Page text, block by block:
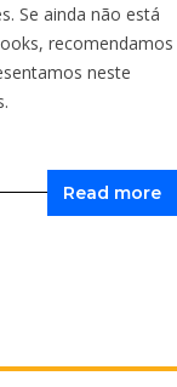
Se ainda não está
recomendamos
neste
Read more